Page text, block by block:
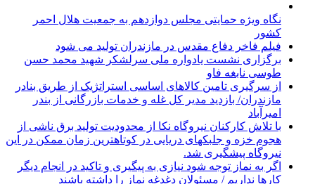
نگاه ویژه حمایتی مجلس دوازدهم به جمعیت هلال احمر
کشور
فیلم فاخر دفاع مقدس در مازندران تولید می شود
برگزاری نشست یادواره ملی سرلشکر شهید محمد حسن
طوسی نابغه فاو
از سرگیری تامین کالاهای اساسی استراتژیک از طریق بنادر
مازندران/ بازدید مدیر کل غله و خدمات بازرگانی از بندر
امیرآباد
با تلاش کارکنان نیروگاه نکا از محدودیت تولید برق ناشی از
هجوم خزه و جلبکهای دریایی در کوتاهترین زمان ممکن در این
نیروگاه پیشگیری شد.
اگر به نماز توجه شود نیازی به پیگیری و تاکید در انجام دیگر
کارها نداریم / مسئولان دغدغه نماز را داشته باشند